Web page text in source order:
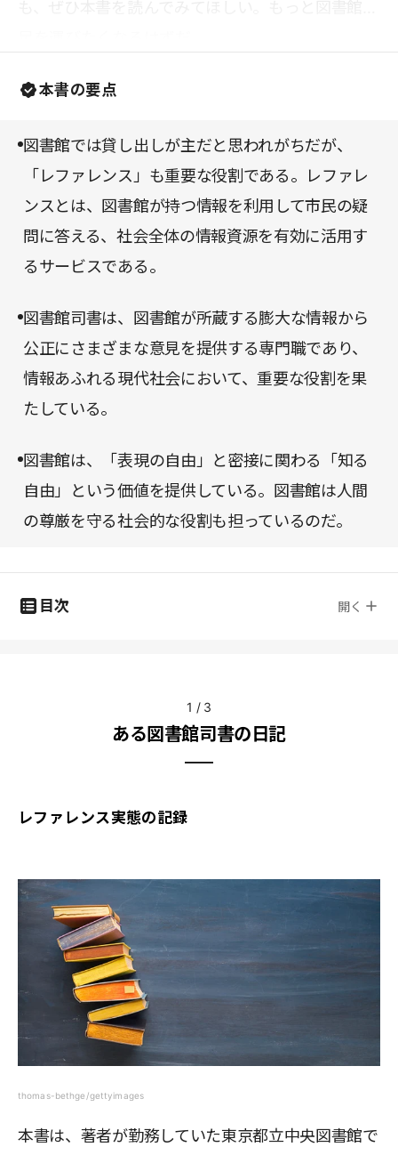
本書の要点
図書館では貸し出しが主だと思われがちだが、
「レファレンス」も重要な役割である。レファレ
ンスとは、図書館が持つ情報を利用して市民の疑
問に答える、社会全体の情報資源を有効に活用す
るサービスである。
図書館司書は、図書館が所蔵する膨大な情報から
公正にさまざまな意見を提供する専門職であり、
情報あふれる現代社会において、重要な役割を果
たしている。
図書館は、「表現の自由」と密接に関わる「知る
自由」という価値を提供している。図書館は人間
の尊厳を守る社会的な役割も担っているのだ。
目次 開く
1 / 3
ある図書館司書の日記
レファレンス実態の記録
thomas-bethge/gettyimages
本書は、著者が勤務していた東京都立中央図書館で